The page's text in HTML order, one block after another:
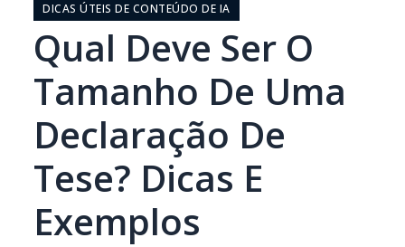
conteúdo
DICAS ÚTEIS DE CONTEÚDO DE IA
Qual Deve Ser O
Tamanho De Uma
Declaração De
Tese? Dicas E
Exemplos